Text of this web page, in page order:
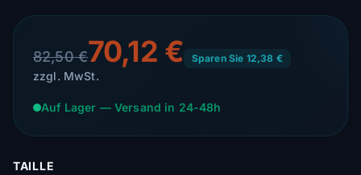
82,50 €70,12 € Sparen Sie 12,38 €
zzgl. MwSt.
Auf Lager — Versand in 24-48h
TAILLE